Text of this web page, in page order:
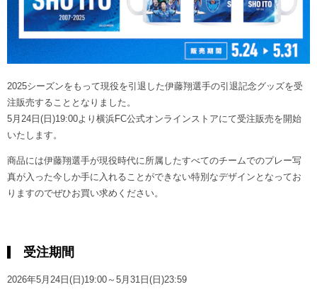
ゲームスチュワード
フェニックスクラブ
サッカースクール
チアスクール
2025シーズンをもって現役を引退した伊藤翔選手の引退記念グッズを受
注販売することとなりました。
5月24日(日)19:00より横浜FC公式オンラインストアにて受注販売を開始
いたします。
商品には伊藤翔選手が現役時代に所属したすべてのチームでのプレー写
真が入った今しか手に入れることができない特別なデザインとなってお
りますのでぜひお買い求めください。
受注期間
2026年5月24日(日)19:00～5月31日(日)23:59